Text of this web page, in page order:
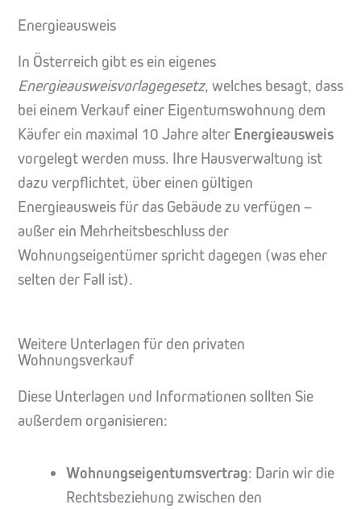
Energieausweis
In Österreich gibt es ein eigenes
Energieausweisvorlagegesetz, welches besagt, dass
bei einem Verkauf einer Eigentumswohnung dem
Käufer ein maximal 10 Jahre alter Energieausweis
vorgelegt werden muss. Ihre Hausverwaltung ist
dazu verpflichtet, über einen gültigen
Energieausweis für das Gebäude zu verfügen –
außer ein Mehrheitsbeschluss der
Wohnungseigentümer spricht dagegen (was eher
selten der Fall ist).
Weitere Unterlagen für den privaten
Wohnungsverkauf
Diese Unterlagen und Informationen sollten Sie
außerdem organisieren:
Wohnungseigentumsvertrag: Darin wir die
Rechtsbeziehung zwischen den